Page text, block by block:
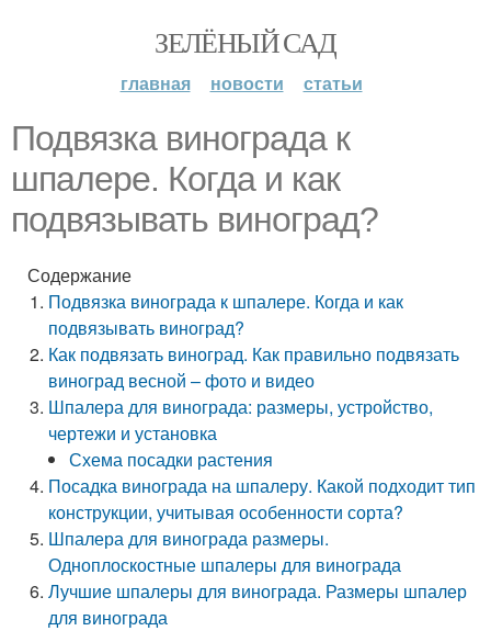
ЗЕЛЁНЫЙ САД
главная новости статьи
Подвязка винограда к
шпалере. Когда и как
подвязывать виноград?
Содержание
Подвязка винограда к шпалере. Когда и как
подвязывать виноград?
Как подвязать виноград. Как правильно подвязать
виноград весной – фото и видео
Шпалера для винограда: размеры, устройство,
чертежи и установка
Схема посадки растения
Посадка винограда на шпалеру. Какой подходит тип
конструкции, учитывая особенности сорта?
Шпалера для винограда размеры.
Одноплоскостные шпалеры для винограда
Лучшие шпалеры для винограда. Размеры шпалер
для винограда